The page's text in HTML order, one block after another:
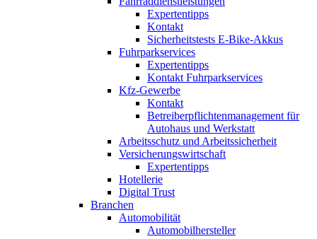
Expertentipps
Kontakt
Sicherheitstests E-Bike-Akkus
Fuhrparkservices
Expertentipps
Kontakt Fuhrparkservices
Kfz-Gewerbe
Kontakt
Betreiberpflichtenmanagement für
Autohaus und Werkstatt
Arbeitsschutz und Arbeitssicherheit
Versicherungswirtschaft
Expertentipps
Hotellerie
Digital Trust
Branchen
Automobilität
Automobilhersteller